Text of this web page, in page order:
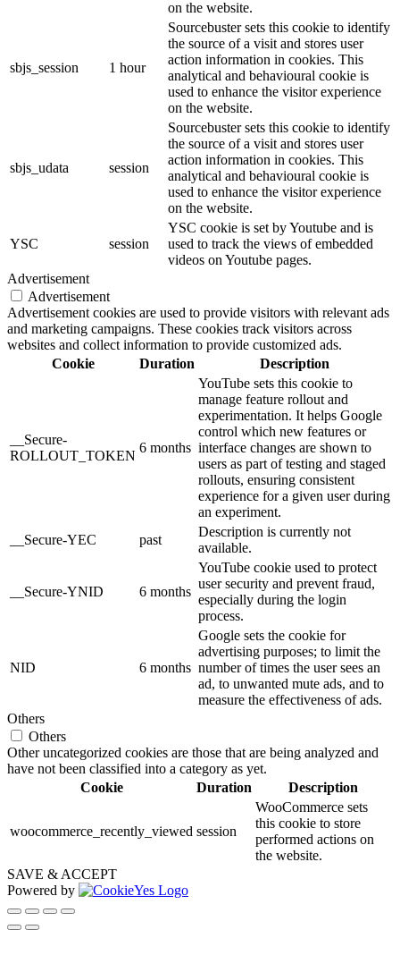
on the website.
sbjs_session 1 hour
Sourcebuster sets this cookie to identify
the source of a visit and stores user
action information in cookies. This
analytical and behavioural cookie is
used to enhance the visitor experience
on the website.
sbjs_udata session
Sourcebuster sets this cookie to identify
the source of a visit and stores user
action information in cookies. This
analytical and behavioural cookie is
used to enhance the visitor experience
on the website.
YSC session
YSC cookie is set by Youtube and is
used to track the views of embedded
videos on Youtube pages.
Advertisement
Advertisement
Advertisement cookies are used to provide visitors with relevant ads
and marketing campaigns. These cookies track visitors across
websites and collect information to provide customized ads.
Cookie
Duration Description
__Secure-
ROLLOUT_TOKEN
6 months
YouTube sets this cookie to
manage feature rollout and
experimentation. It helps Google
control which new features or
interface changes are shown to
users as part of testing and staged
rollouts, ensuring consistent
experience for a given user during
an experiment.
__Secure-YEC
past
Description is currently not
available.
__Secure-YNID 6 months
YouTube cookie used to protect
user security and prevent fraud,
especially during the login
process.
NID 6 months
Google sets the cookie for
advertising purposes; to limit the
number of times the user sees an
ad, to unwanted mute ads, and to
measure the effectiveness of ads.
Others
Others
Other uncategorized cookies are those that are being analyzed and
have not been classified into a category as yet.
Cookie
Duration Description
woocommerce_recently_viewed session
WooCommerce sets
this cookie to store
performed actions on
the website.
SAVE & ACCEPT
Powered by